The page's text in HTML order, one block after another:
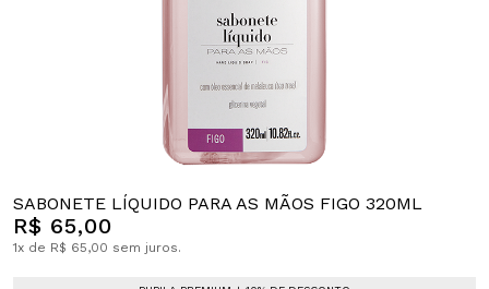
SABONETE LÍQUIDO PARA AS MÃOS FIGO 320ML
R$ 65,00
1x de R$ 65,00 sem juros.